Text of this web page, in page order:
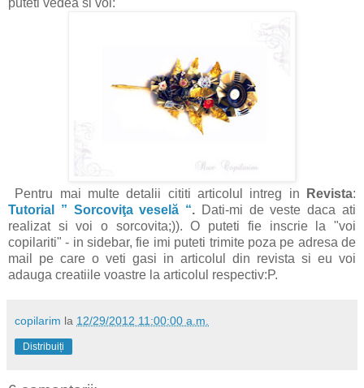
Pentru mai multe detalii cititi articolul intreg in Revista:
Tutorial ” Sorcoviţa veselă “. Dati-mi de veste daca ati
realizat si voi o sorcovita;)). O puteti fie inscrie la "voi
copilariti" - in sidebar, fie imi puteti trimite poza pe adresa de
mail pe care o veti gasi in articolul din revista si eu voi
adauga creatiile voastre la articolul respectiv:P.
copilarim la 12/29/2012 11:00:00 a.m.
Distribuiți